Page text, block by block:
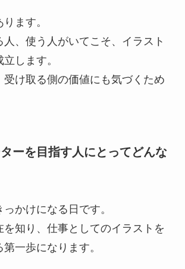
ます。
人、使う人がいてこそ、イラスト
します。
受け取る側の価値にも気づくため
ーを目指す人にとってどんな
かけになる日です。
を知り、仕事としてのイラストを
一歩になります。